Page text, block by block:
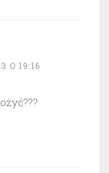
O 19:16